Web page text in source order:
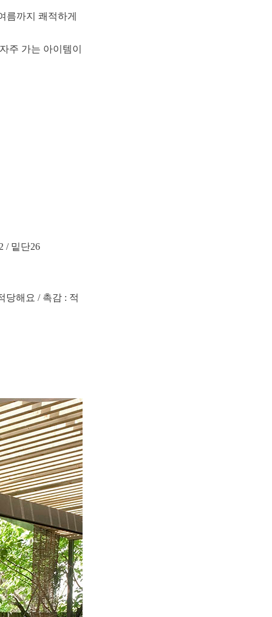
름까지 쾌적하게
주 가는 아이템이
/ 밑단26
당해요 / 촉감 : 적